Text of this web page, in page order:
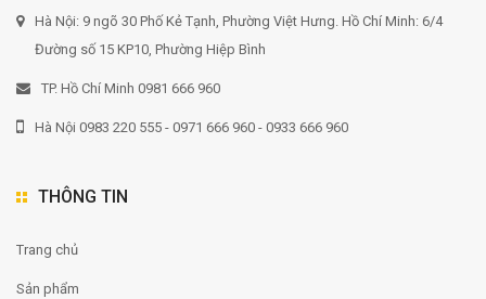
Hà Nội: 9 ngõ 30 Phố Kẻ Tạnh, Phường Việt Hưng. Hồ Chí Minh: 6/4
Đường số 15 KP10, Phường Hiệp Bình
TP. Hồ Chí Minh 0981 666 960
Hà Nội 0983 220 555 - 0971 666 960 - 0933 666 960
THÔNG TIN
Trang chủ
Sản phẩm